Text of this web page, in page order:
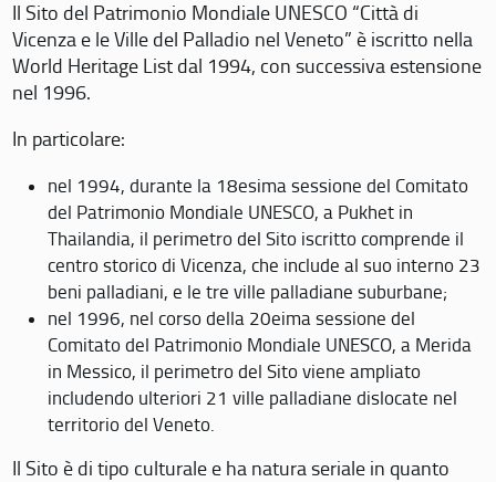
Il Sito del Patrimonio Mondiale UNESCO “Città di
Vicenza e le Ville del Palladio nel Veneto” è iscritto nella
World Heritage List dal 1994, con successiva estensione
nel 1996.
In particolare:
nel 1994, durante la 18esima sessione del Comitato
del Patrimonio Mondiale UNESCO, a Pukhet in
Thailandia, il perimetro del Sito iscritto comprende il
centro storico di Vicenza, che include al suo interno 23
beni palladiani, e le tre ville palladiane suburbane;
nel 1996, nel corso della 20eima sessione del
Comitato del Patrimonio Mondiale UNESCO, a Merida
in Messico, il perimetro del Sito viene ampliato
includendo ulteriori 21 ville palladiane dislocate nel
territorio del Veneto.
Il Sito è di tipo culturale e ha natura seriale in quanto